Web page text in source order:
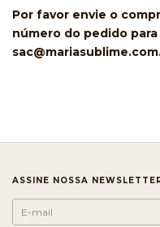
Por favor envie o
número do pedido
ASSINE NOSSA